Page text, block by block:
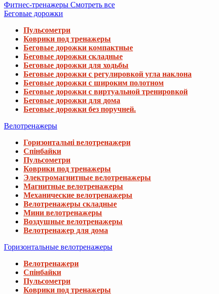
Фитнес-тренажеры Смотреть все
Беговые дорожки
Пульсометри
Коврики под тренажеры
Беговые дорожки компактные
Беговые дорожки складные
Беговые дорожки для ходьбы
Беговые дорожки с регулировкой угла наклона
Беговые дорожки с широким полотном
Беговые дорожки с виртуальной тренировкой
Беговые дорожки для дома
Беговые дорожки без поручней.
Велотренажеры
Горизонтальні велотренажери
Спінбайки
Пульсометри
Коврики под тренажеры
Электромагнитные велотренажеры
Магнитные велотренажеры
Механические велотренажеры
Велотренажеры складные
Мини велотренажеры
Воздушные велотренажеры
Велотренажер для дома
Горизонтальные велотренажеры
Велотренажери
Спінбайки
Пульсометри
Коврики под тренажеры